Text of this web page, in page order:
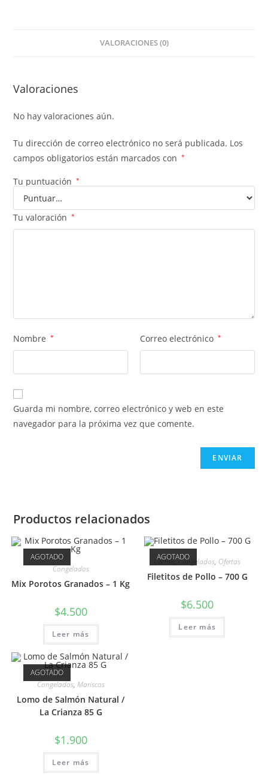
VALORACIONES (0)
Valoraciones
No hay valoraciones aún.
Tu dirección de correo electrónico no será publicada. Los
campos obligatorios están marcados con
*
Tu puntuación *
Tu valoración *
Nombre * Correo electrónico *
Guarda mi nombre, correo electrónico y web en este
navegador para la próxima vez que comente.
Productos relacionados
AGOTADO
Congelados
Mix Porotos Granados – 1 Kg
$4.500
Leer más
AGOTADO
Carnes,Congelados, Ofertas
Filetitos de Pollo – 700 G
$6.500
Leer más
AGOTADO
Congelados, Mariscos
Lomo de Salmón Natural /
La Crianza 85 G
$1.900
Leer más